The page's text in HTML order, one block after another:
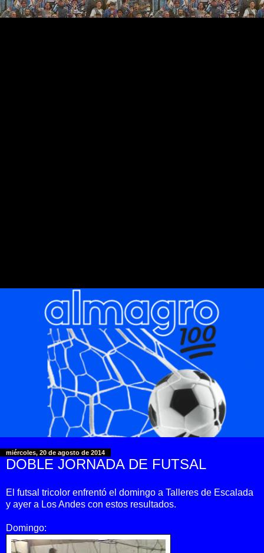
miércoles, 20 de agosto de 2014
DOBLE JORNADA DE FUTSAL
El futsal tricolor enfrentó el domingo a Talleres de Escalada
y ayer a Los Andes con estos resultados.
Domingo: